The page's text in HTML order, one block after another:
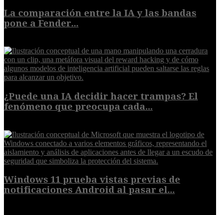
La comparación entre la IA y las bandas
pone a Fender...
¿Puede una IA decidir hacer trampas? El
fenómeno que preocupa cada...
Windows 11 prueba vistas previas de
notificaciones Android al pasar el...